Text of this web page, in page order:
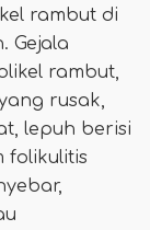
rambut di
Gejala
rambut,
rusak,
lepuh berisi
folikulitis